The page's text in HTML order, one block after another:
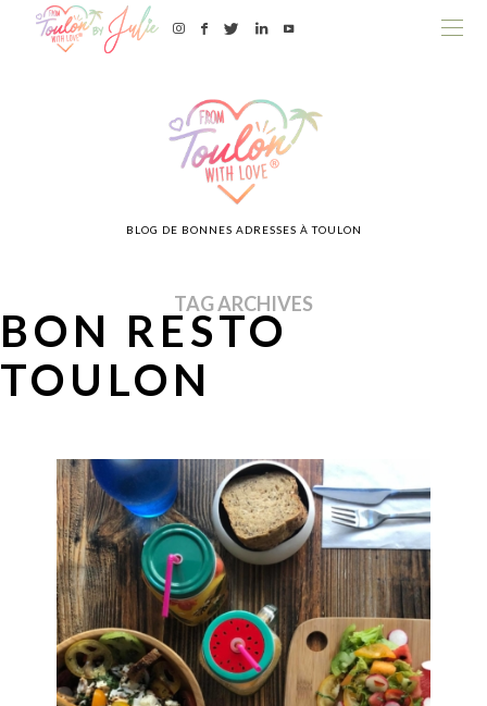
BLOG DE BONNES ADRESSES À TOULON
TAG ARCHIVES
BON RESTO
TOULON